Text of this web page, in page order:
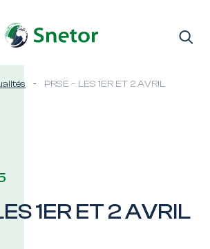
-
PRSE – LES 1ER ET 2 AVRIL
1ER ET 2 AVRIL